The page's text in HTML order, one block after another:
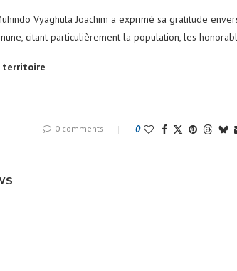
Vyaghula Joachim a exprimé sa gratitude
citant particulièrement la population, les
territoire
0 comments 0